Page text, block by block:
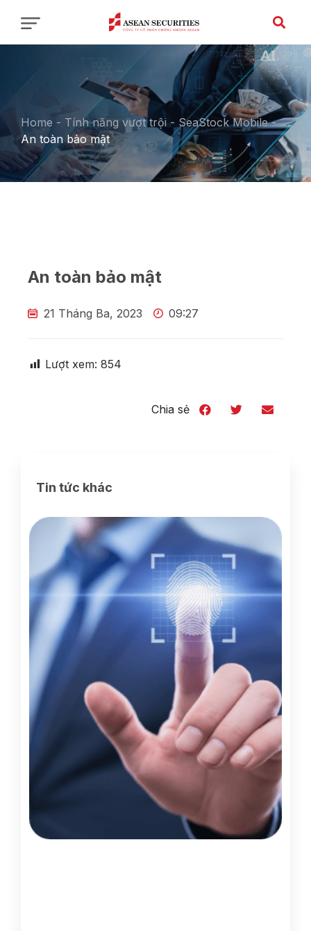
Home - Tính năng vượt trội - SeaStock Mobile-
An toàn bảo mật
An toàn bảo mật
21 Tháng Ba, 2023 09:27
Lượt xem: 854
Chia sẻ
Tin tức khác